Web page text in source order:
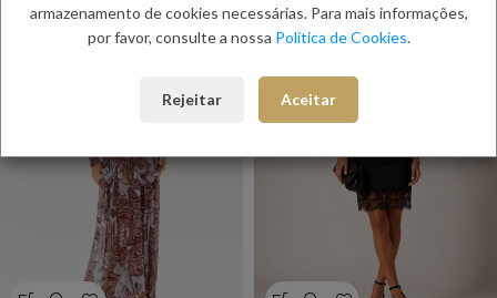
NOVO
armazenamento de cookies necessárias. Para mais informações,
por favor, consulte a nossa Política de Cookies.
Rejeitar Aceitar